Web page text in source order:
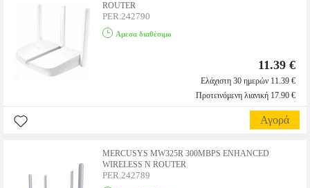
ROUTER
PER.242790
Αμεσα διαθέσιμο
11.39 €
Ελάχιστη 30 ημερών 11.39 €
Προτεινόμενη λιανική 17.90 €
Αγορά
MERCUSYS MW325R 300MBPS ENHANCED
WIRELESS N ROUTER
PER.242789